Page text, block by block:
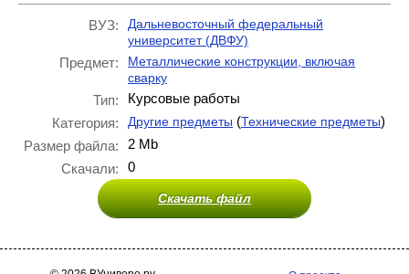
ВУЗ:
Дальневосточный федеральный
университет (ДВФУ)
Предмет:
Металлические конструкции, включая
сварку
Тип:
Курсовые работы
Категория:
Другие предметы (Технические предметы)
Размер файла:
2 Mb
Скачали:
0
Скачать файл